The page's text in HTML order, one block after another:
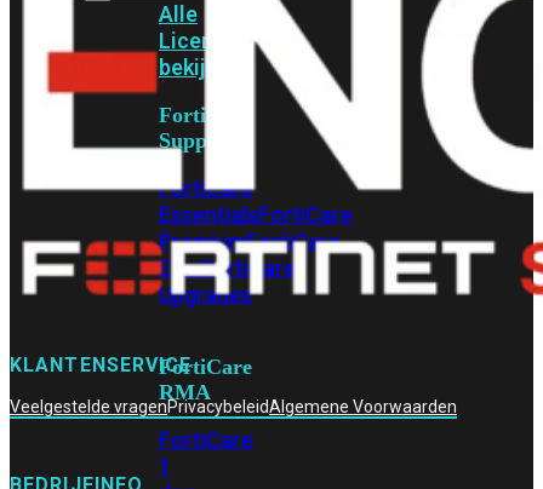
Alle
Licenties
bekijken
FortiCare
Support
FortiCare
EssentialsFortiCare
PremiumFortiCare
EliteFortiCare
Upgrades
FortiCare
RMA
FortiCare
1
KLANTENSERVICE
Veelgestelde vragenPrivacybeleidAlgemene Voorwaarden